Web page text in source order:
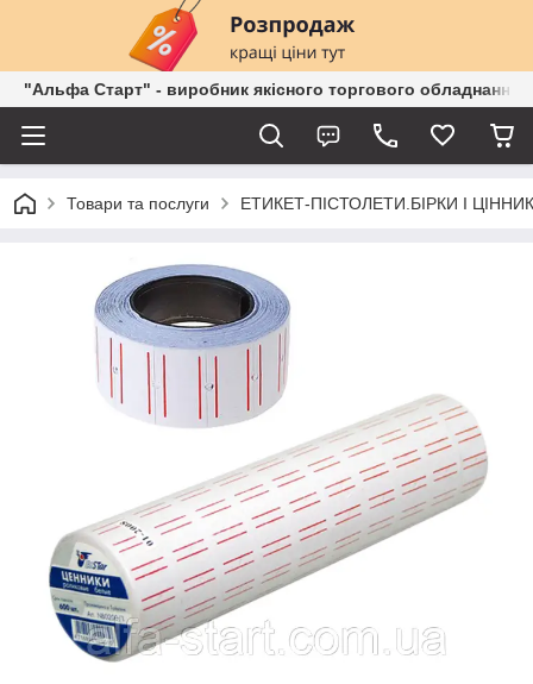
"Альфа Старт" - виробник якісного торгового обладнання
Товари та послуги ЕТИКЕТ-ПІСТОЛЕТИ.БІРКИ І